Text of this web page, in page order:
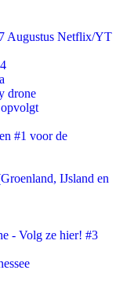
Augustus Netflix/YT
drone
#1 voor de
IJsland en
- Volg ze hier! #3